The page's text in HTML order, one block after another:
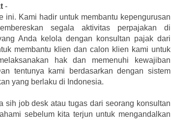
-
ini. Kami hadir untuk membantu kepengurusan
segala aktivitas perpajakan di
Anda kelola dengan konsultan pajak dari
membantu klien dan calon klien kami untuk
hak dan memenuhi kewajiban
tentunya kami berdasarkan dengan sistem
yang berlaku di Indonesia.
sih job desk atau tugas dari seorang konsultan
sebelum kita terjun untuk mengandalkan